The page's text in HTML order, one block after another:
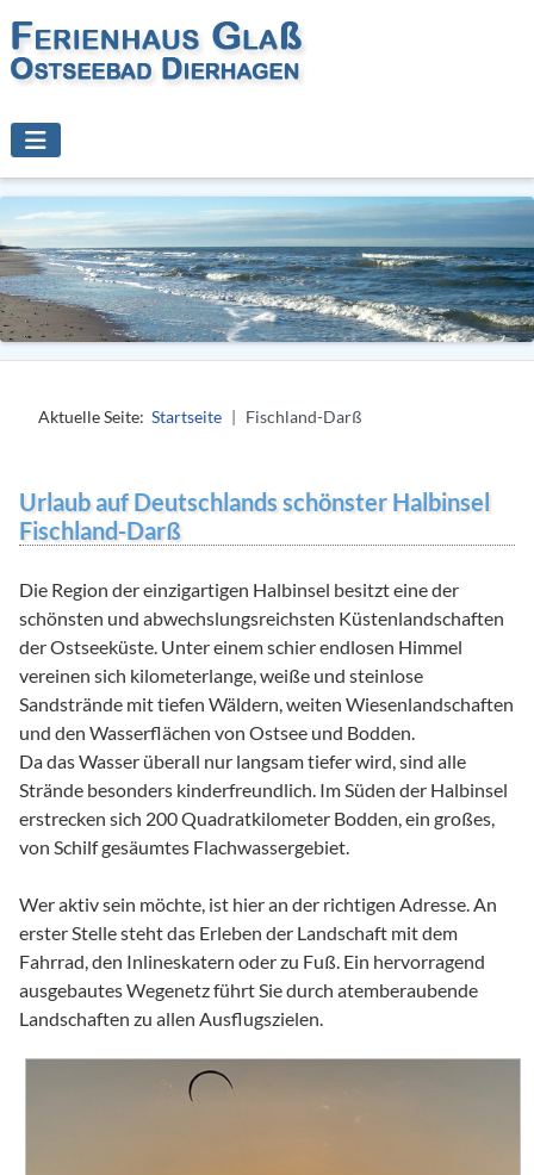
Aktuelle Seite: Startseite Fischland-Darß
Urlaub auf Deutschlands schönster Halbinsel
Fischland-Darß
Die Region der einzigartigen Halbinsel besitzt eine der
schönsten und abwechslungsreichsten Küstenlandschaften
der Ostseeküste. Unter einem schier endlosen Himmel
vereinen sich kilometerlange, weiße und steinlose
Sandstrände mit tiefen Wäldern, weiten Wiesenlandschaften
und den Wasserflächen von Ostsee und Bodden.
Da das Wasser überall nur langsam tiefer wird, sind alle
Strände besonders kinderfreundlich. Im Süden der Halbinsel
erstrecken sich 200 Quadratkilometer Bodden, ein großes,
von Schilf gesäumtes Flachwassergebiet.
Wer aktiv sein möchte, ist hier an der richtigen Adresse. An
erster Stelle steht das Erleben der Landschaft mit dem
Fahrrad, den Inlineskatern oder zu Fuß. Ein hervorragend
ausgebautes Wegenetz führt Sie durch atemberaubende
Landschaften zu allen Ausflugszielen.